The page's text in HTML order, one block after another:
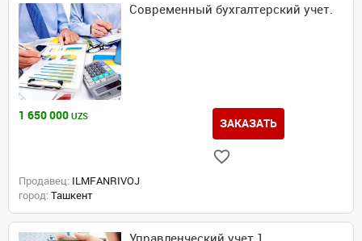
Современный бухгалтерский учет.
1 650 000 UZS
ЗАКАЗАТЬ
Продавец: ILMFANRIVOJ
город: Ташкент